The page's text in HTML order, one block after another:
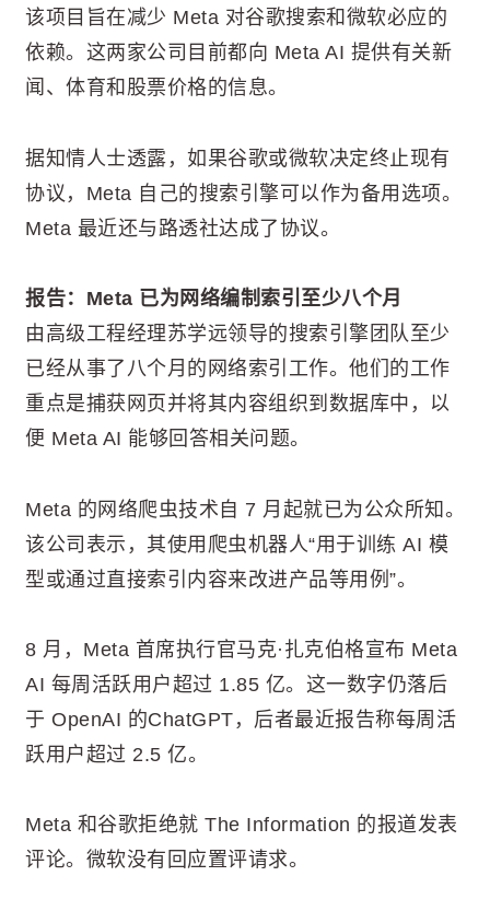
该项目旨在减少 Meta 对谷歌搜索和微软必应的
依赖。这两家公司目前都向 Meta AI 提供有关新
闻、体育和股票价格的信息。
据知情人士透露，如果谷歌或微软决定终止现有
协议，Meta 自己的搜索引擎可以作为备用选项。
Meta 最近还与路透社达成了协议。
报告：Meta 已为网络编制索引至少八个月
由高级工程经理苏学远领导的搜索引擎团队至少
已经从事了八个月的网络索引工作。他们的工作
重点是捕获网页并将其内容组织到数据库中，以
便 Meta AI 能够回答相关问题。
Meta 的网络爬虫技术自 7 月起就已为公众所知。
该公司表示，其使用爬虫机器人“用于训练 AI 模
型或通过直接索引内容来改进产品等用例”。
8 月，Meta 首席执行官马克·扎克伯格宣布 Meta
AI 每周活跃用户超过 1.85 亿。这一数字仍落后
于 OpenAI 的ChatGPT，后者最近报告称每周活
跃用户超过 2.5 亿。
Meta 和谷歌拒绝就 The Information 的报道发表
评论。微软没有回应置评请求。